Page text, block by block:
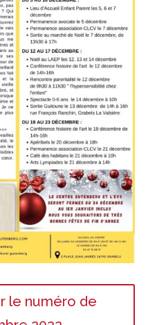
le numéro de